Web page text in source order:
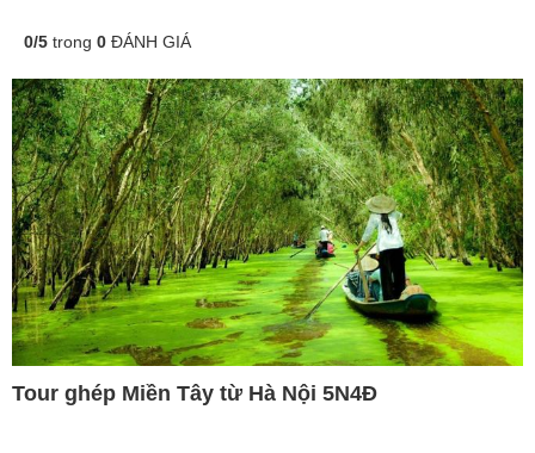
0/5 trong 0 ĐÁNH GIÁ
Tour ghép Miền Tây từ Hà Nội 5N4Đ